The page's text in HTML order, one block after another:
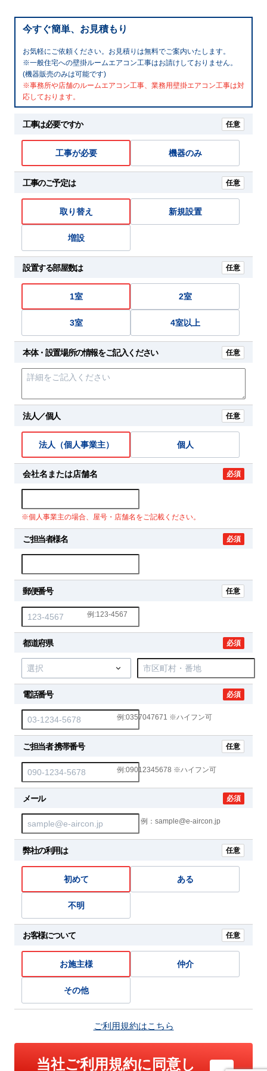
今すぐ簡単、お見積もり
お気軽にご依頼ください。お見積りは無料でご案内いたします。
※一般住宅への壁掛ルームエアコン工事はお請けしておりません。
(機器販売のみは可能です)
※事務所や店舗のルームエアコン工事、業務用壁掛エアコン工事は対
応しております。
工事は必要ですか 任意
工事が必要 機器のみ
工事のご予定は 任意
取り替え 新規設置
増設
設置する部屋数は 任意
1室 2室
3室 4室以上
本体・設置場所の情報をご記入ください 任意
法人／個人 任意
法人（個人事業主） 個人
会社名または店舗名 必須
※個人事業主の場合、屋号・店舗名をご記載ください。
ご担当者様名 必須
郵便番号 任意
例:123-4567
都道府県 必須
電話番号 必須
例:0357047671 ※ハイフン可
ご担当者 携帯番号 任意
例:09012345678 ※ハイフン可
メール 必須
例：sample@e-aircon.jp
弊社の利用は 任意
初めて ある
不明
お客様について 任意
お施主様 仲介
その他
ご利用規約はこちら
当社ご利用規約に同意し